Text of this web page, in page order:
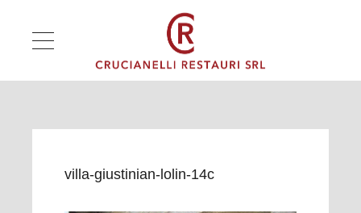
villa-giustinian-lolin-14c